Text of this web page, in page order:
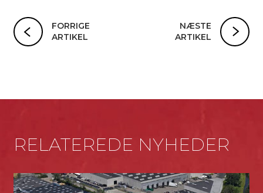
FORRIGE
ARTIKEL
NÆSTE
ARTIKEL
RELATEREDE NYHEDER